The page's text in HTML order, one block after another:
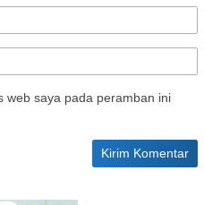
web saya pada peramban ini